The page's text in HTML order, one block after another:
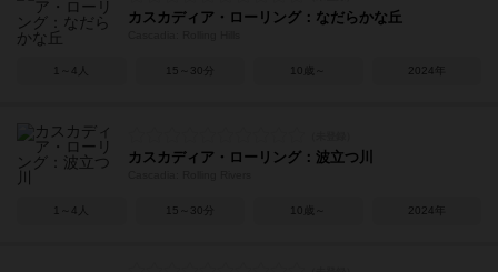
カスカディア・ローリング：なだらかな丘
1～4人 15～30分 10歳～ 2024年
カスカディア・ローリング：波立つ川
1～4人 15～30分 10歳～ 2024年